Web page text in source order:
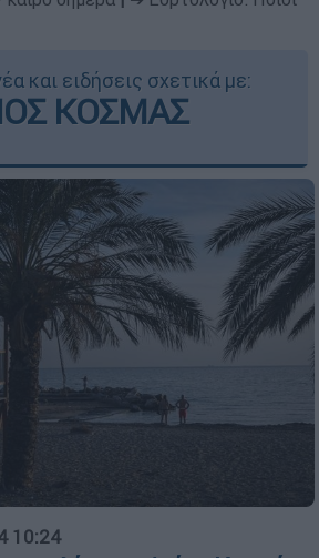
και ειδήσεις σχετικά με:
ΚΟΣΜΑΣ
10:24